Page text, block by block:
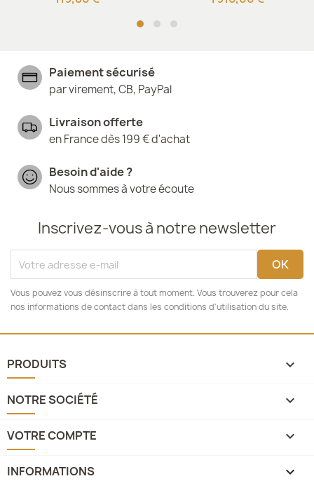
Paiement sécurisé
par virement, CB, PayPal
Livraison offerte
en France dès 199 € d'achat
Besoin d'aide ?
Nous sommes à votre écoute
Inscrivez-vous à notre newsletter
Vous pouvez vous désinscrire à tout moment. Vous trouverez pour cela
nos informations de contact dans les conditions d'utilisation du site.
PRODUITS 
NOTRE SOCIÉTÉ 
VOTRE COMPTE 
INFORMATIONS keyboard_arrow_down